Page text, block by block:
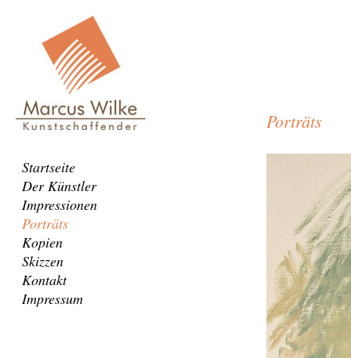
Navigation
überspringen
Startseite
Der Künstler
Impressionen
Porträts
Kopien
Skizzen
Kontakt
Impressum
Porträts
Der